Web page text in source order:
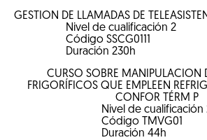
GESTIÓN DE LLAMADAS DE
Nivel de cualificación 2
Código SSCG0111
Duración 230h
CURSO SOBRE MANIPULACIÓN
FRIGORÍFICOS QUE EMPLEEN
CONFOR TÉRM P
Nivel de cualificación
Código
TMVG01
Duración 44h